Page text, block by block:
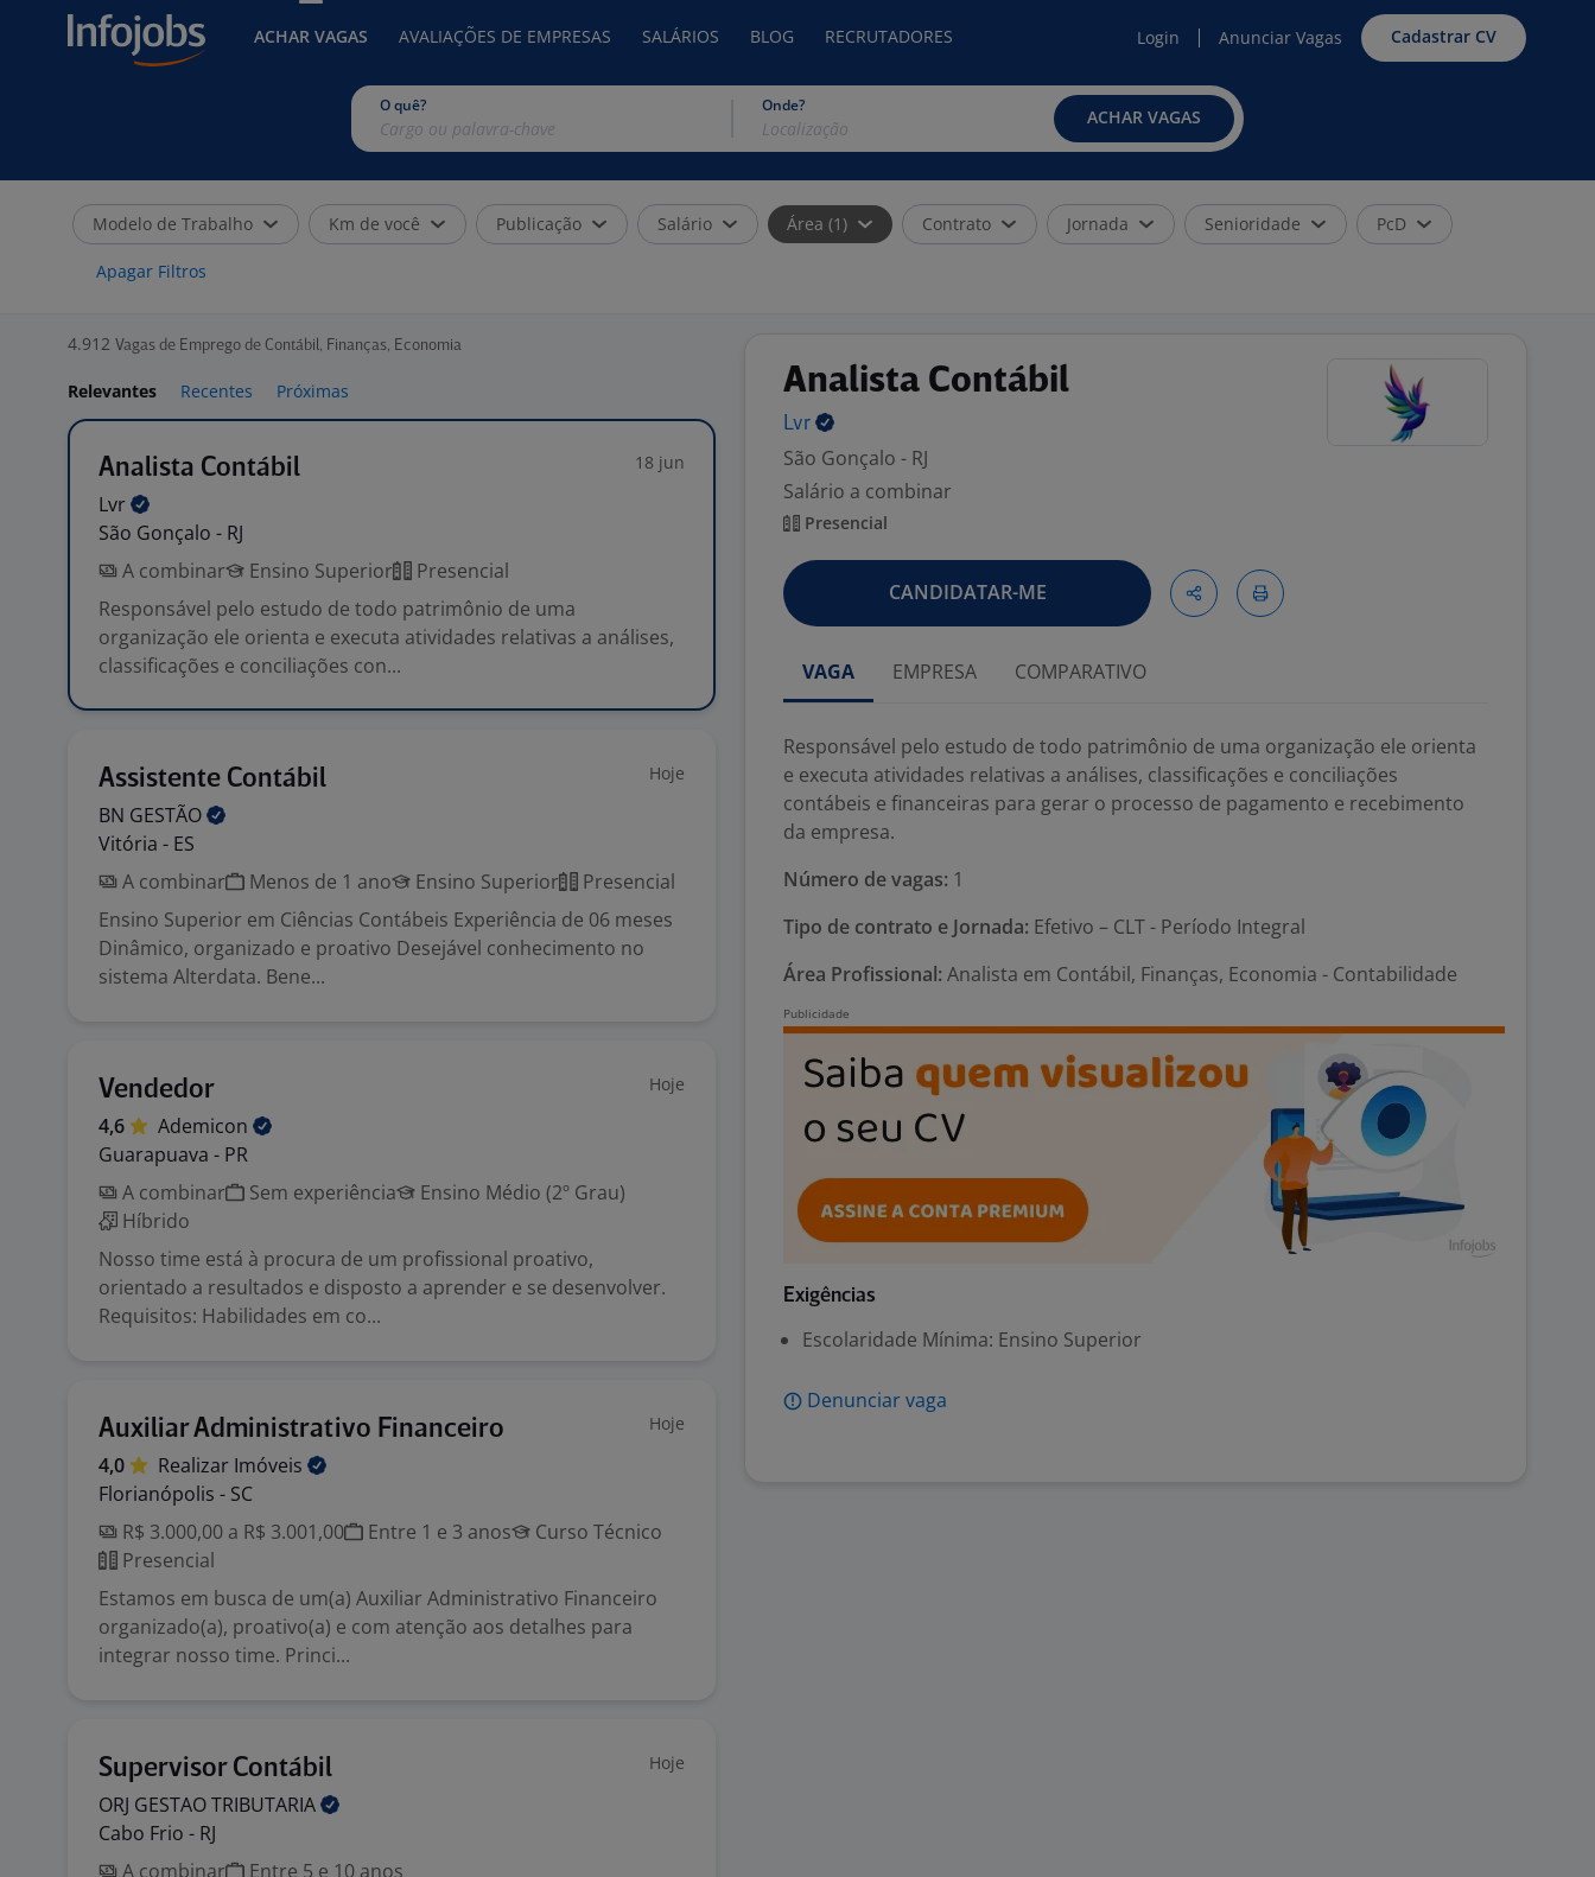
ACHAR VAGAS AVALIAÇÕES DE EMPRESAS SALÁRIOS BLOG RECRUTADORES Login Anunciar Vagas Cadastrar CV
O quê? Onde?
ACHAR VAGAS
Modelo de Trabalho Km de você Publicação Salário Área (1) Contrato Jornada Senioridade PcD
Apagar Filtros
4.912 Vagas de Emprego de Contábil, Finanças, Economia
Relevantes Recentes Próximas
Analista Contábil 18 jun
Lvr
São Gonçalo - RJ
A combinar
Ensino Superior
Presencial
Responsável pelo estudo de todo patrimônio de uma
organização ele orienta e executa atividades relativas a análises,
classificações e conciliações con...
Assistente Contábil Hoje
BN GESTÃO
Vitória - ES
A combinar
Menos de 1 ano Ensino Superior
Presencial
Ensino Superior em Ciências Contábeis Experiência de 06 meses
Dinâmico, organizado e proativo Desejável conhecimento no
sistema Alterdata. Bene...
Vendedor Hoje
4,6
Ademicon
Guarapuava - PR
A combinar
Sem experiência
Ensino Médio (2º Grau)
Híbrido
Nosso time está à procura de um profissional proativo,
orientado a resultados e disposto a aprender e se desenvolver.
Requisitos: Habilidades em co...
Auxiliar Administrativo Financeiro Hoje
4,0 Realizar Imóveis
Florianópolis - SC
R$ 3.000,00 a R$ 3.001,00
Entre 1 e 3 anos
Curso Técnico
Presencial
Estamos em busca de um(a) Auxiliar Administrativo Financeiro
organizado(a), proativo(a) e com atenção aos detalhes para
integrar nosso time. Princi...
Supervisor Contábil Hoje
ORJ GESTAOTRIBUTARIA
Cabo Frio - RJ
A combinar
Entre 5 e 10 anos
Analista Contábil
Lvr
São Gonçalo - RJ
Salário a combinar
Presencial
CANDIDATAR-ME
VAGA EMPRESA COMPARATIVO
Responsável pelo estudo de todo patrimônio de uma organização ele orienta
e executa atividades relativas a análises, classificações e conciliações
contábeis e financeiras para gerar o processo de pagamento e recebimento
da empresa.
Número de vagas: 1
Tipo de contrato e Jornada: Efetivo – CLT - Período Integral
Área Profissional: Analista em Contábil, Finanças, Economia - Contabilidade
Exigências
Escolaridade Mínima: Ensino Superior
Denunciar vaga